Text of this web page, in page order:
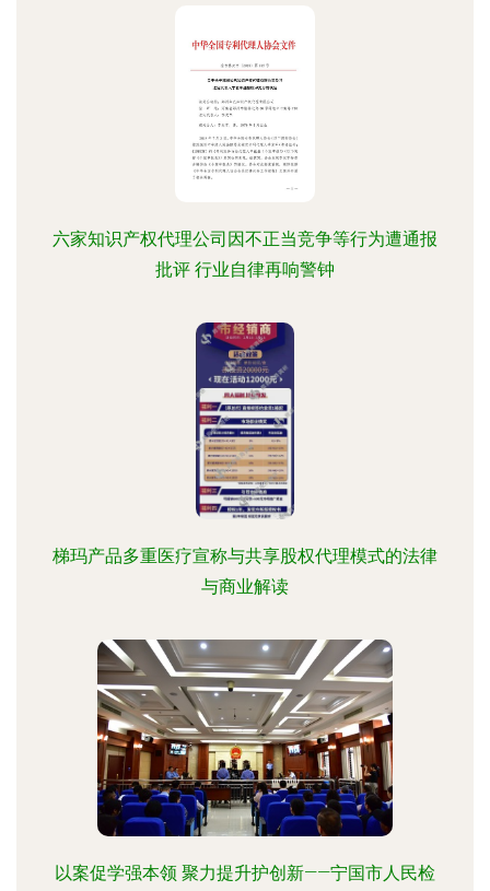
六家知识产权代理公司因不正当竞争等行为遭通报
批评 行业自律再响警钟
梯玛产品多重医疗宣称与共享股权代理模式的法律
与商业解读
以案促学强本领 聚力提升护创新——宁国市人民检